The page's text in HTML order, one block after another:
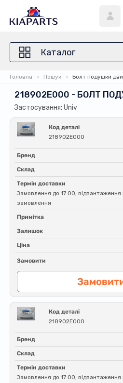
Каталог
Головна Пошук Болт подушки
218902E000 - БОЛТ
Застосування: Univ
Код деталі
218902E000
Бренд
Склад
Термін доставки
Замовлення до 17:00, відвантаження
замовлення
Примітка
Залишок
Ціна
Замовити
Код деталі
218902E000
Бренд
Склад
Термін доставки
Замовлення до 17:00, відвантаження